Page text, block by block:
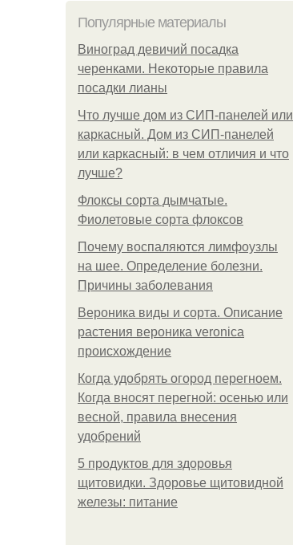
Популярные материалы
Виноград девичий посадка
черенками. Некоторые правила
посадки лианы
Что лучше дом из СИП-панелей или
каркасный. Дом из СИП-панелей
или каркасный: в чем отличия и что
лучше?
Флоксы сорта дымчатые.
Фиолетовые сорта флоксов
Почему воспаляются лимфоузлы
на шее. Определение болезни.
Причины заболевания
Вероника виды и сорта. Описание
растения вероника veronica
происхождение
Когда удобрять огород перегноем.
Когда вносят перегной: осенью или
весной, правила внесения
удобрений
5 продуктов для здоровья
щитовидки. Здоровье щитовидной
железы: питание